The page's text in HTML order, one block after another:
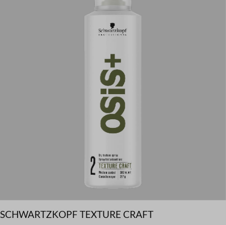
SCHWARTZKOPF TEXTURE CRAFT